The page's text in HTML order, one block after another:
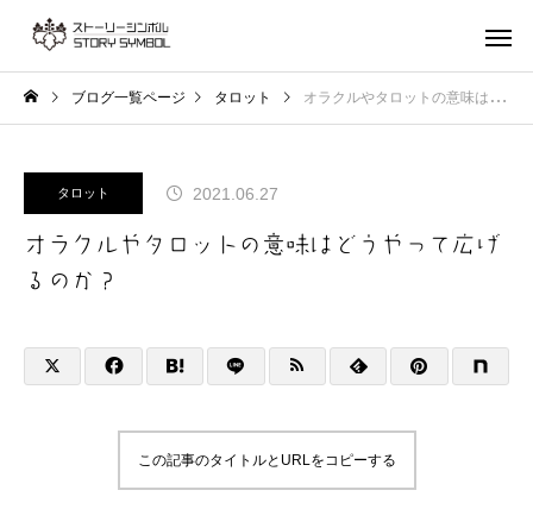
ブログ一覧ページ タロット オラクルやタロットの意味はどうやって広げるのか？
タロット 2021.06.27
オラクルやタロットの意味はどうやって広げ
るのか？
この記事のタイトルとURLをコピーする